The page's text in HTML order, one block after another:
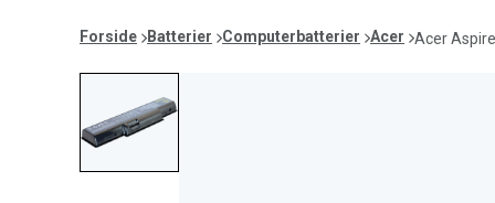
Forside Batterier Computerbatterier Acer Acer